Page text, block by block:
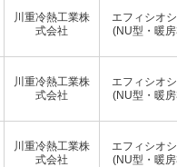
川重冷熱工業株
式会社
エフィシオ
(NU型・暖
川重冷熱工業株
式会社
エフィシオ
(NU型・暖
川重冷熱工業株
式会社
エフィシオ
(NU型・暖